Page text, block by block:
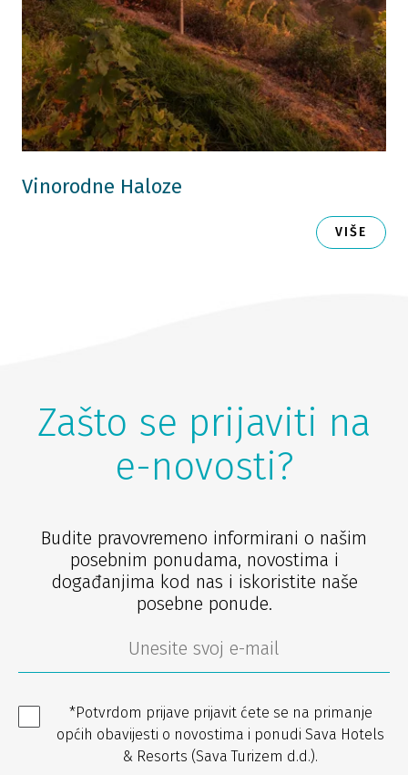
Vinorodne Haloze
VIŠE
Zašto se prijaviti na
e-novosti?
Budite pravovremeno informirani o našim
posebnim ponudama, novostima i
događanjima kod nas i iskoristite naše
posebne ponude.
*Potvrdom prijave prijavit ćete se na primanje
općih obavijesti o novostima i ponudi Sava Hotels
& Resorts (Sava Turizem d.d.).